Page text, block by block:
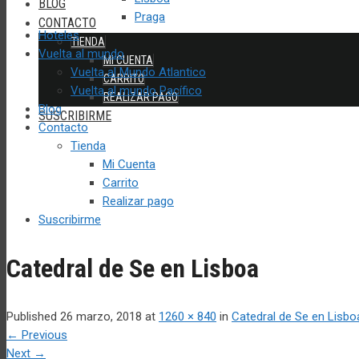
BLOG
CONTACTO
TIENDA
MI CUENTA
CARRITO
REALIZAR PAGO
SUSCRIBIRME
Praga
Hoteles
Vuelta al mundo
Vuelta al Mundo Atlantico
Vuelta al mundo Pacífico
Blog
Contacto
Tienda
Mi Cuenta
Carrito
Realizar pago
Suscribirme
Catedral de Se en Lisboa
Published 26 marzo, 2018 at 1260 × 840 in Catedral de Se en
← Previous
Next →